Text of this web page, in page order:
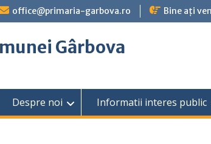
office@primaria-garbova.ro Bine ați
Gârbova
Despre noi Informatii interes public